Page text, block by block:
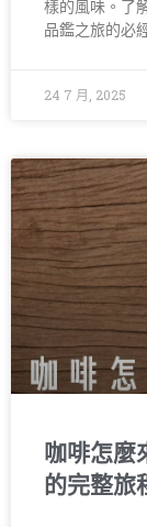
樣的風味。了
品鑑之旅的必
24 7 月, 2025
咖啡怎麼
的完整旅